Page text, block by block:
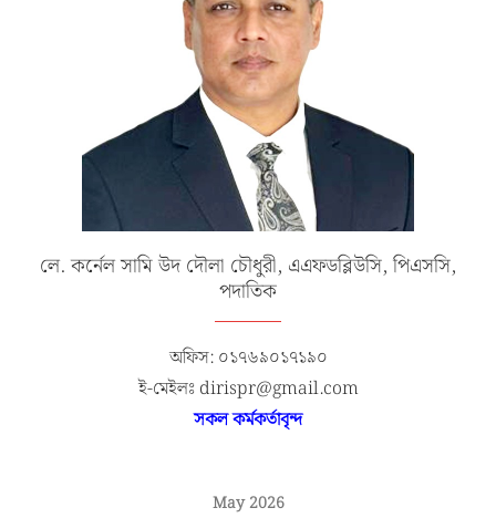
লে. কর্নেল সামি উদ দৌলা চৌধুরী, এএফডব্লিউসি, পিএসসি,
পদাতিক
অফিস: ০১৭৬৯০১৭১৯০
ই-মেইলঃ dirispr@gmail.com
সকল কর্মকর্তাবৃন্দ
May 2026